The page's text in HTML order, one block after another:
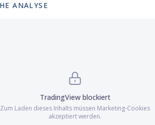
ANALYSE
TradingViewblockiert
Zum Laden dieses Inhalts müssen Marketing-Cookies
akzeptiert werden.